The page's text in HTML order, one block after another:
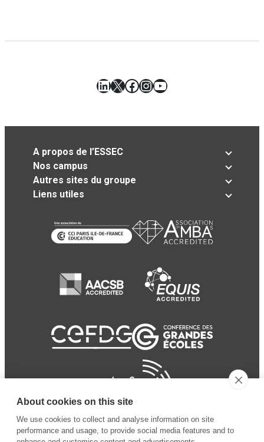
LinkedIn
X Facebook
Instagram
YouTube
A propos de l’ESSEC
Nos campus
Autres sites du groupe
Liens utiles
About cookies on this site
We use cookies to collect and analyse information on site
performance and usage, to provide social media features and to